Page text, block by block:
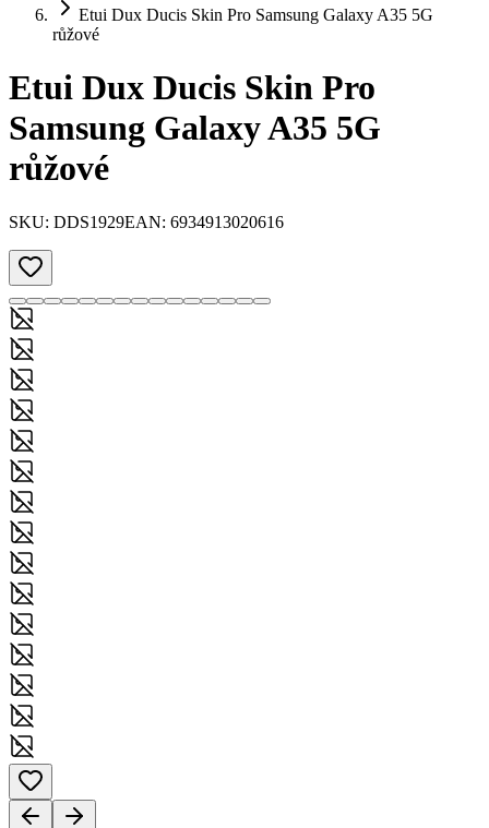
Etui Dux Ducis Skin Pro Samsung Galaxy A35 5G
růžové
Etui Dux Ducis Skin Pro
Samsung Galaxy A35 5G
růžové
SKU: DDS1929EAN: 6934913020616